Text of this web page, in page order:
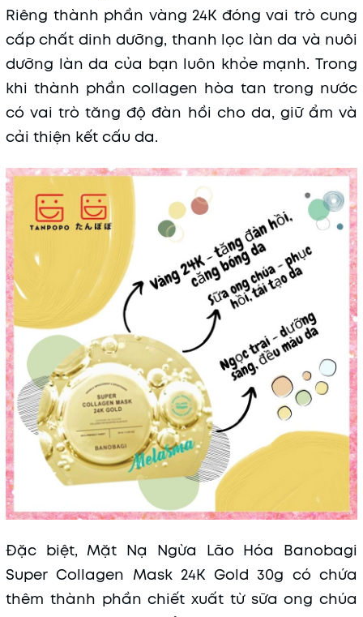
Riêng thành phần vàng 24K đóng vai trò cung
cấp chất dinh dưỡng, thanh lọc làn da và nuôi
dưỡng làn da của bạn luôn khỏe mạnh. Trong
khi thành phần collagen hòa tan trong nước
có vai trò tăng độ đàn hồi cho da, giữ ẩm và
cải thiện kết cấu da.
Đặc biệt, Mặt Nạ Ngừa Lão Hóa Banobagi
Super Collagen Mask 24K Gold 30g có chứa
thêm thành phần chiết xuất từ sữa ong chúa